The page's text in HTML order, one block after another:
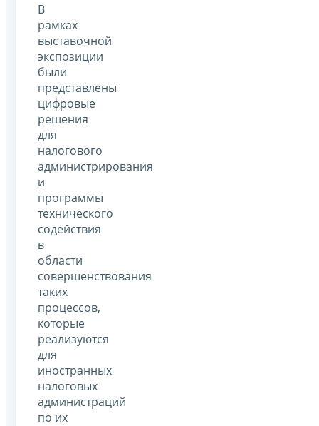
В
рамках
выставочной
экспозиции
были
представлены
цифровые
решения
для
налогового
администрирования
и
программы
технического
содействия
в
области
совершенствования
таких
процессов,
которые
реализуются
для
иностранных
налоговых
администраций
по их